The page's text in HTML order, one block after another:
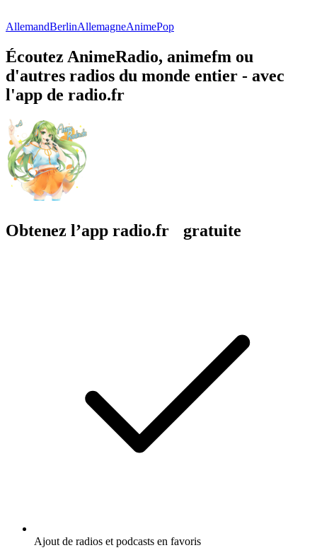
AllemandBerlinAllemagneAnimePop
Écoutez AnimeRadio, animefm ou
d'autres radios du monde entier - avec
l'app de radio.fr
Obtenez l’app radio.fr gratuite
Ajout de radios et podcasts en favoris